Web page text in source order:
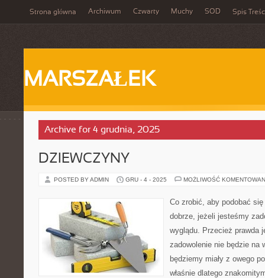
Strona główna Archiwum Czwarty Muchy SOD Spis
MARSZAŁEK
Archive for 4 grudnia, 2025
DZIEWCZYNY
POSTED BY ADMIN GRU - 4 - 2025 MOŻLIWOŚĆ
Co zrobić, aby podobać
dobrze, jeżeli jesteśmy
wyglądu. Przecież prawda
zadowolenie nie będzie na
będziemy miały z owego
właśnie dlatego